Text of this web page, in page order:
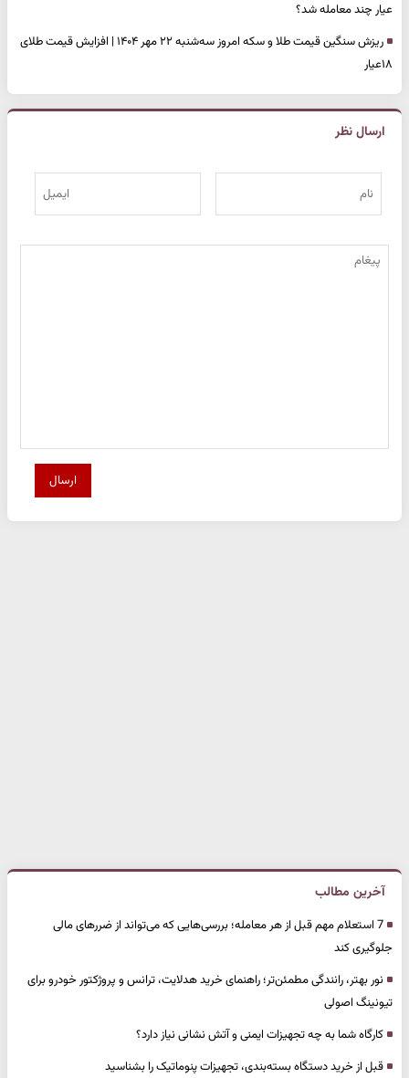
عیار چند معامله شد؟
ریزش سنگین قیمت طلا و سکه امروز سه‌شنبه ۲۲ مهر ۱۴۰۴ | افزایش قیمت طلای
۱۸عیار
ارسال نظر
ارسال
آخرین مطالب
7 استعلام مهم قبل از هر معامله؛ بررسی‌هایی که می‌تواند از ضررهای مالی
جلوگیری کند
نور بهتر، رانندگی مطمئن‌تر؛ راهنمای خرید هدلایت، ترانس و پروژکتور خودرو برای
تیونینگ اصولی
کارگاه شما به چه تجهیزات ایمنی و آتش نشانی نیاز دارد؟
قبل از خرید دستگاه بسته‌بندی، تجهیزات پنوماتیک را بشناسید